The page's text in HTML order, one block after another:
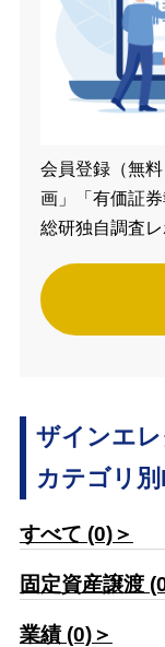
会員登録（無
画」「有価証
総研独自調査
ザインエ
カテゴリ
すべて (0)＞
固定資産譲渡
業績 (0)＞